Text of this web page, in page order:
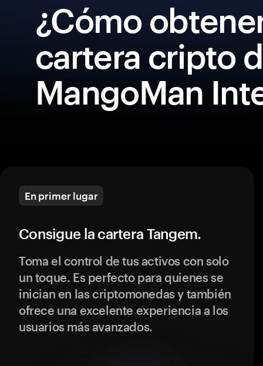
¿Cómo
cartera cripto
MangoMan
En primer lugar
Consigue la cartera Tangem.
Toma el control de tus activos con solo
un toque. Es perfecto para quienes se
inician en las criptomonedas y también
ofrece una excelente experiencia a los
usuarios más avanzados.